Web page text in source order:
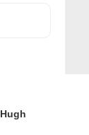
Hugh